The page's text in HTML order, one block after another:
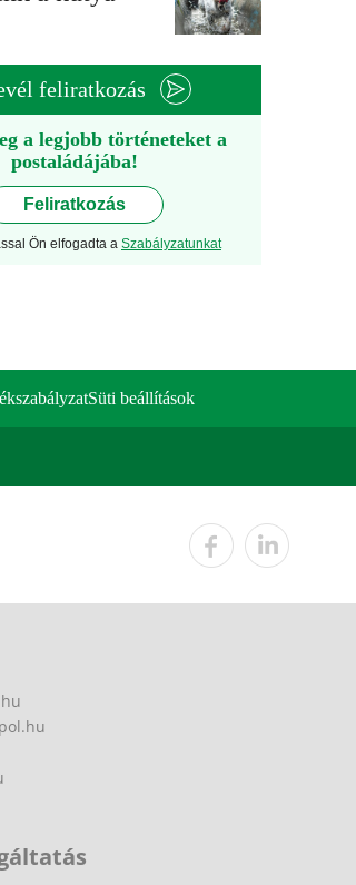
feliratkozás
a legjobb történeteket a
postaládájába!
Feliratkozás
Ön elfogadta a Szabályzatunkat
Süti beállítások